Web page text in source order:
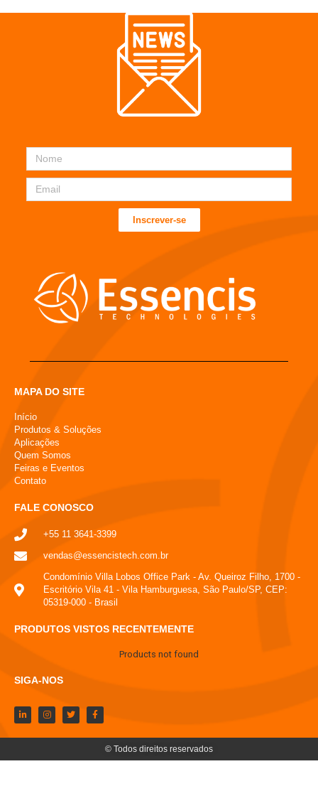
Inscrever-se
MAPA DO SITE
Início
Produtos & Soluções
Aplicações
Quem Somos
Feiras e Eventos
Contato
FALE CONOSCO
+55 11 3641-3399
vendas@essencistech.com.br
Condomínio Villa Lobos Office Park - Av. Queiroz Filho, 1700 -
Escritório Vila 41 - Vila Hamburguesa, São Paulo/SP, CEP:
05319-000 - Brasil
PRODUTOS VISTOS RECENTEMENTE
Products not found
SIGA-NOS
© Todos direitos reservados